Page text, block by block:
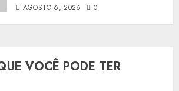
AGOSTO 6, 2026 0
VOCÊ PODE TER